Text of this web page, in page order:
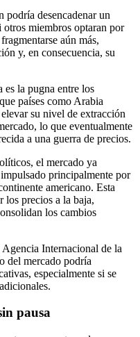
podría desencadenar un
miembros optaran por
aún más,
y, en consecuencia, su
es la pugna entre los
países como Arabia
su nivel de extracción
lo que eventualmente
a una guerra de precios.
el mercado ya
principalmente por
americano. Esta
los precios a la baja,
los cambios
Internacional de la
del mercado podría
especialmente si se
pausa